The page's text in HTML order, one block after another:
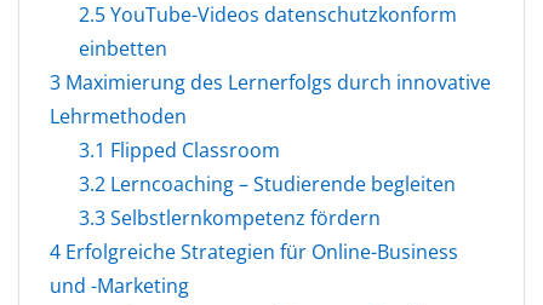
2.5YouTube-Videos datenschutzkonform
einbetten
3 Maximierung des Lernerfolgs durch innovative
Lehrmethoden
3.1 Flipped Classroom
3.2 Lerncoaching – Studierende begleiten
3.3Selbstlernkompetenz fördern
4 Erfolgreiche Strategien für Online-Business
und -Marketing